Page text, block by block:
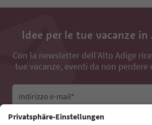
Idee per le tue vacanze
Con la newsletter dell’Alto Adige
tue vacanze, eventi da non perdere
Indirizzo e-mail*